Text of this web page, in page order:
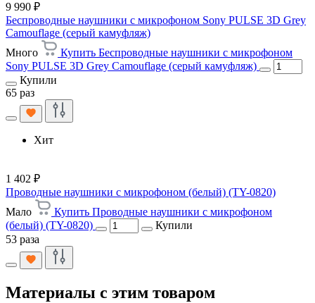
9 990 ₽
Беспроводные наушники с микрофоном Sony PULSE 3D Grey
Camouflage (серый камуфляж)
Много
Купить Беспроводные наушники с микрофоном
Sony PULSE 3D Grey Camouflage (серый камуфляж)
Купили
65 раз
Хит
1 402 ₽
Проводные наушники с микрофоном (белый) (TY-0820)
Мало
Купить Проводные наушники с микрофоном
(белый) (TY-0820)
Купили
53 раза
Материалы с этим товаром